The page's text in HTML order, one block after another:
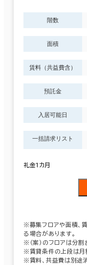
階数
面積
賃料（共益費含）
預託金
入居可能日
一括請求リスト
礼金1カ月
※募集フロアや面積、
る場合があります。
※（案）のフロアは分
※賃貸条件の上段は月
※賃料、共益費は別途